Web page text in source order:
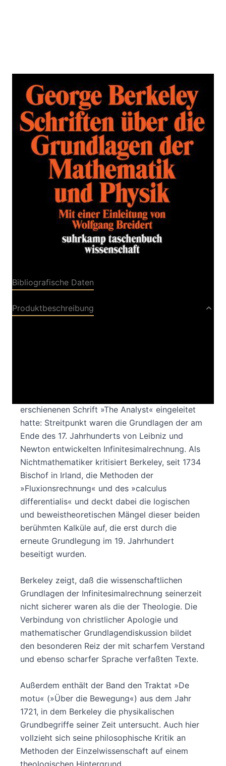
Schriften über die Grundlagen der
Mathematik und Physik
Zur Wunschliste hinzufügen
Berkeley, George
Verlag: Suhrkamp 25.02.1985
252 Seiten
ISBN: 978-3-518-
28096-6
Bibliografische Daten
Produktbeschreibung
erschienenen Schrift »The Analyst« eingeleitet
hatte: Streitpunkt waren die Grundlagen der am
Ende des 17. Jahrhunderts von Leibniz und
Newton entwickelten Infinitesimalrechnung. Als
Nichtmathematiker kritisiert Berkeley, seit 1734
Bischof in Irland, die Methoden der
»Fluxionsrechnung« und des »calculus
differentialis« und deckt dabei die logischen
und beweistheoretischen Mängel dieser beiden
berühmten Kalküle auf, die erst durch die
erneute Grundlegung im 19. Jahrhundert
beseitigt wurden.
Berkeley zeigt, daß die wissenschaftlichen
Grundlagen der Infinitesimalrechnung seinerzeit
nicht sicherer waren als die der Theologie. Die
Verbindung von christlicher Apologie und
mathematischer Grundlagendiskussion bildet
den besonderen Reiz der mit scharfem Verstand
und ebenso scharfer Sprache verfaßten Texte.
Außerdem enthält der Band den Traktat »De
motu« (»Über die Bewegung«) aus dem Jahr
1721, in dem Berkeley die physikalischen
Grundbegriffe seiner Zeit untersucht. Auch hier
vollzieht sich seine philosophische Kritik an
Methoden der Einzelwissenschaft auf einem
theologischen Hintergrund.